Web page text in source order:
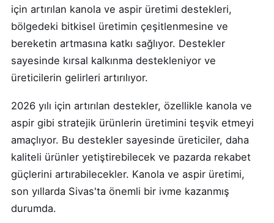
için artırılan kanola ve aspir üretimi destekleri,
bölgedeki bitkisel üretimin çeşitlenmesine ve
bereketin artmasına katkı sağlıyor. Destekler
sayesinde kırsal kalkınma destekleniyor ve
üreticilerin gelirleri artırılıyor.
2026 yılı için artırılan destekler, özellikle kanola ve
aspir gibi stratejik ürünlerin üretimini teşvik etmeyi
amaçlıyor. Bu destekler sayesinde üreticiler, daha
kaliteli ürünler yetiştirebilecek ve pazarda rekabet
güçlerini artırabilecekler. Kanola ve aspir üretimi,
son yıllarda Sivas'ta önemli bir ivme kazanmış
durumda.